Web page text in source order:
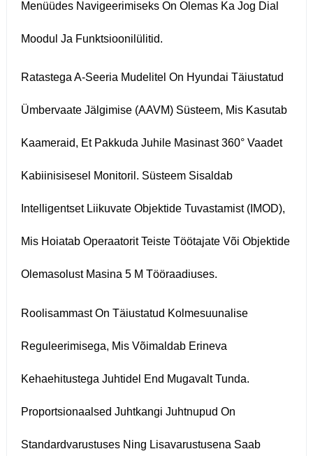
Menüüdes Navigeerimiseks On Olemas Ka Jog Dial
Moodul Ja Funktsioonilülitid.
Ratastega A-Seeria Mudelitel On Hyundai Täiustatud
Ümbervaate Jälgimise (AAVM) Süsteem, Mis Kasutab
Kaameraid, Et Pakkuda Juhile Masinast 360° Vaadet
Kabiinisisesel Monitoril. Süsteem Sisaldab
Intelligentset Liikuvate Objektide Tuvastamist (IMOD),
Mis Hoiatab Operaatorit Teiste Töötajate Või Objektide
Olemasolust Masina 5 M Tööraadiuses.
Roolisammast On Täiustatud Kolmesuunalise
Reguleerimisega, Mis Võimaldab Erineva
Kehaehitustega Juhtidel End Mugavalt Tunda.
Proportsionaalsed Juhtkangi Juhtnupud On
Standardvarustuses Ning Lisavarustusena Saab